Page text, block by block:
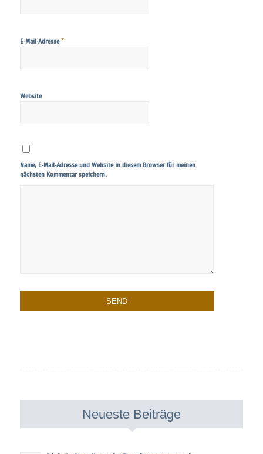
E-Mail-Adresse*
Website
Name, E-Mail-Adresse und Website in diesem Browser für meinen
nächsten Kommentar speichern.
Neueste Beiträge